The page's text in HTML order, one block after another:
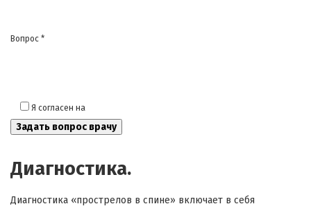
Вопрос *
Я согласен на
Диагностика.
Диагностика «прострелов в спине» включает в себя